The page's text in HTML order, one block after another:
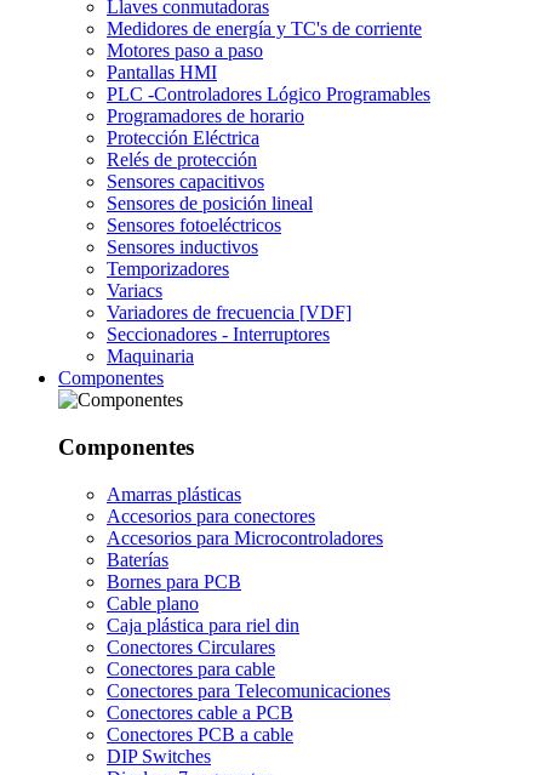
Llaves conmutadoras
Medidores de energía y TC's de corriente
Motores paso a paso
Pantallas HMI
PLC -Controladores Lógico Programables
Programadores de horario
Protección Eléctrica
Relés de protección
Sensores capacitivos
Sensores de posición lineal
Sensores fotoeléctricos
Sensores inductivos
Temporizadores
Variacs
Variadores de frecuencia [VDF]
Seccionadores - Interruptores
Maquinaria
Componentes
Componentes
Amarras plásticas
Accesorios para conectores
Accesorios para Microcontroladores
Baterías
Bornes para PCB
Cable plano
Caja plástica para riel din
Conectores Circulares
Conectores para cable
Conectores para Telecomunicaciones
Conectores cable a PCB
Conectores PCB a cable
DIP Switches